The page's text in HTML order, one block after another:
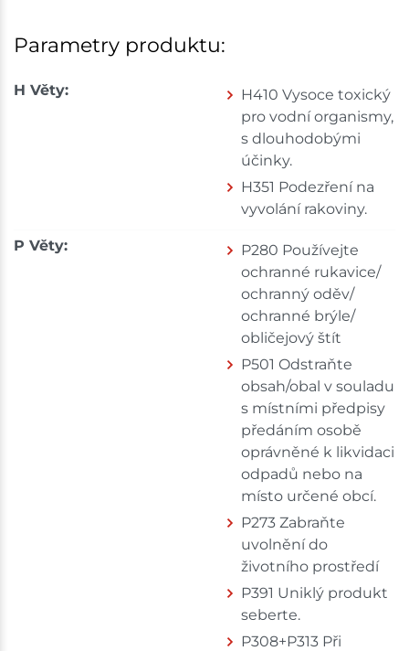
Parametry produktu:
H Věty:
H410 Vysoce toxický
pro vodní organismy,
s dlouhodobými
účinky.
H351 Podezření na
vyvolání rakoviny.
P Věty:
P280 Používejte
ochranné rukavice/
ochranný oděv/
ochranné brýle/
obličejový štít
P501 Odstraňte
obsah/obal v souladu
s místními předpisy
předáním osobě
oprávněné k likvidaci
odpadů nebo na
místo určené obcí.
P273 Zabraňte
uvolnění do
životního prostředí
P391 Uniklý produkt
seberte.
P308+P313 Při